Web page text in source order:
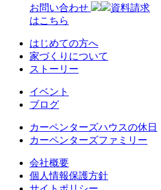
お問い合わせ
資料請求
はこちら
はじめての方へ
家づくりについて
ストーリー
イベント
ブログ
カーペンターズハウスの休日
カーペンターズファミリー
会社概要
個人情報保護方針